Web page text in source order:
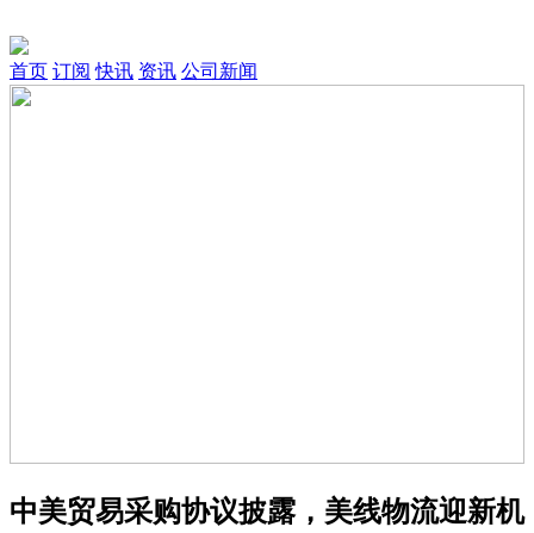
首页 订阅 快讯 资讯 公司新闻
中美贸易采购协议披露，美线物流迎新机